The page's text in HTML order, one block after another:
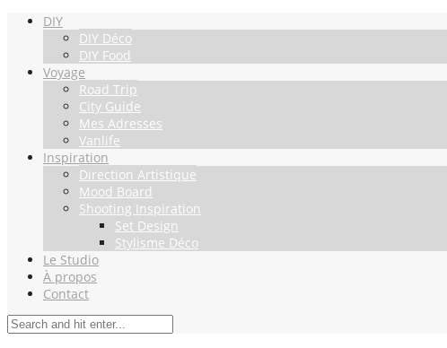
DIY
DIY Déco
DIY Food
Voyage
Road Trip
City Guide
Mes Adresses
Vanlife
Inspiration
Direction Artistique
Mood Board
Shooting Inspiration
Set Design
Stylisme Déco
Le Studio
À propos
Contact